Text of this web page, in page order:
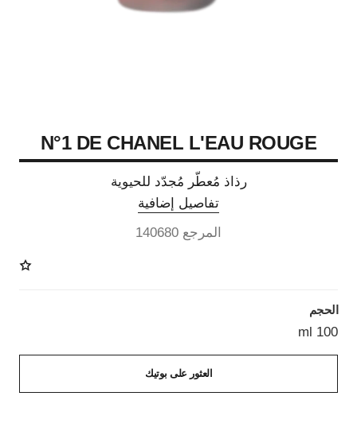
N°1 DE CHANEL L'EAU ROUGE
رذاذ مُعطّر مُجدّد للحيوية
تفاصيل إضافية
المرجع 140680
الحجم
100 ml
العثور على بوتيك